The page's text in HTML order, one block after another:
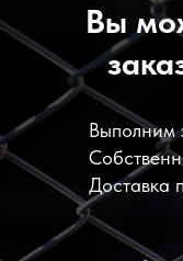
Вы
Выполним
Доставка